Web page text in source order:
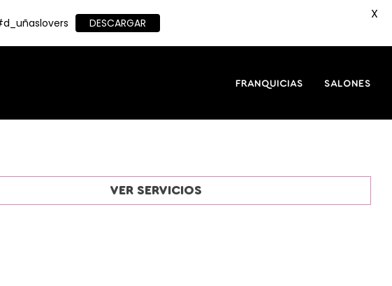
FRANQUICIAS SALONES
VER SERVICIOS
DESCARGAR
X